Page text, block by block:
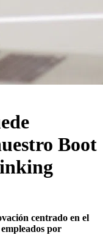
Boot
centrado en el
por